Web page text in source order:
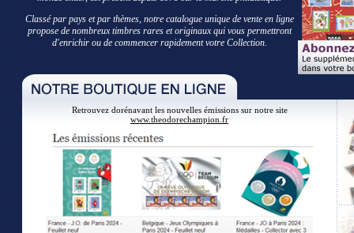
Classé par pays et par thèmes, notre catalogue unique de vente en ligne
propose de nombreux timbres rares et originaux qui vous permettront
d'enrichir ou de commencer rapidement votre Collection.
Retrouvez dorénavant les nouvelles émissions sur notre site
www.theodorechampion.fr